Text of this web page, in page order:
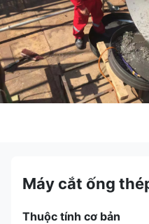
Máy cắt ống
Thuộc tính cơ bản